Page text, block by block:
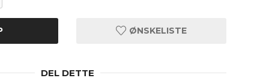
ØNSKELISTE
DEL DETTE